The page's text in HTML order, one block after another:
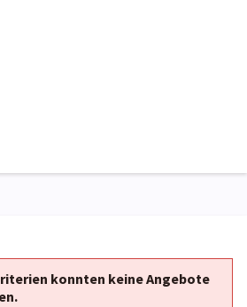
konnten keine Angebote